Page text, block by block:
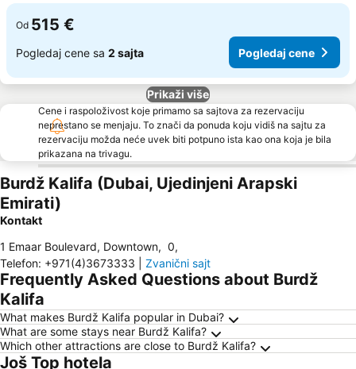
Od 515 €
Pogledaj cene sa 2 sajta Pogledaj cene
Prikaži više
Cene i raspoloživost koje primamo sa sajtova za rezervaciju
neprestano se menjaju. To znači da ponuda koju vidiš na sajtu za
rezervaciju možda neće uvek biti potpuno ista kao ona koja je bila
prikazana na trivagu.
Burdž Kalifa (Dubai, Ujedinjeni Arapski
Emirati)
Kontakt
1 Emaar Boulevard, Downtown, 0,
Telefon: +971(4)3673333 Zvanični sajt
Frequently Asked Questions about Burdž
Kalifa
What makes Burdž Kalifa popular in Dubai?
What are some stays near Burdž Kalifa?
Which other attractions are close to Burdž Kalifa?
Još Top hotela